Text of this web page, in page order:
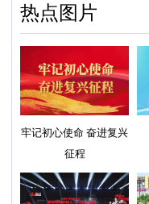
热点图片
牢记初心使命 奋进复兴
征程